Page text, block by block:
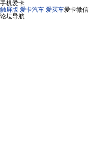
手机爱卡
触屏版 爱卡汽车 爱买车爱卡微信
论坛导航